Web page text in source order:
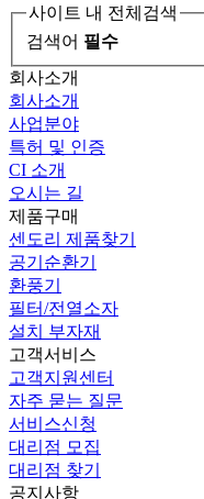
사이트 내 전체검색
검색어 필수
회사소개
회사소개
사업분야
특허 및 인증
CI 소개
오시는 길
제품구매
센도리 제품찾기
공기순환기
환풍기
필터/전열소자
설치 부자재
고객서비스
고객지원센터
자주 묻는 질문
서비스신청
대리점 모집
대리점 찾기
공지사항